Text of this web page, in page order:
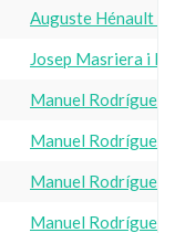
Auguste Hénault i
Josep Masriera i
Manuel Rodríguez
Manuel Rodríguez
Manuel Rodríguez
Manuel Rodríguez